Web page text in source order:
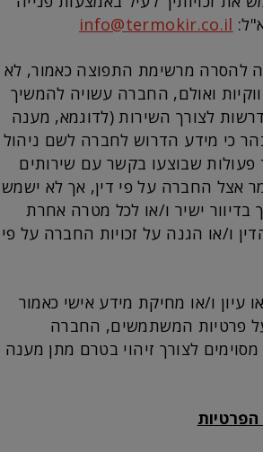
info@termokir.co.il
להסרה מרשימת התפוצה כאמור, לא
ואולם, החברה עשויה להמשיך
לצורך השירות (לדוגמא, מענה
כי מידע הדרוש לחברה לשם ניהול
פעולות שבוצעו בקשר עם שירותים
אצל החברה על פי דין, אך לא ישמש
בדיוור ישיר ו/או לכל מטרה אחרת
ו/או הגנה על זכויות החברה על פי
עיון ו/או מחיקת מידע אישי כאמור
פרטיות המשתמשים, החברה
לצורך זיהוי בטרם מתן מענה
הפרטיות